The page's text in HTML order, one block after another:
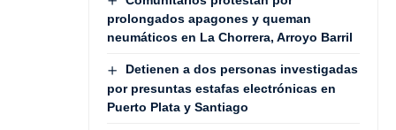
prolongados apagones y queman
neumáticos en La Chorrera, Arroyo Barril
Detienen a dos personas investigadas
por presuntas estafas electrónicas en
Puerto Plata y Santiago